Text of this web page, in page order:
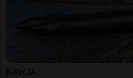
GRECIA